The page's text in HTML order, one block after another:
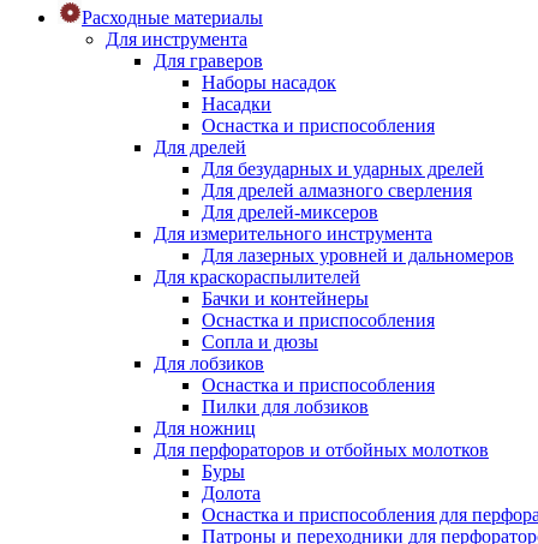
Расходные материалы
Для инструмента
Для граверов
Наборы насадок
Насадки
Оснастка и приспособления
Для дрелей
Для безударных и ударных дрелей
Для дрелей алмазного сверления
Для дрелей-миксеров
Для измерительного инструмента
Для лазерных уровней и дальномеров
Для краскораспылителей
Бачки и контейнеры
Оснастка и приспособления
Сопла и дюзы
Для лобзиков
Оснастка и приспособления
Пилки для лобзиков
Для ножниц
Для перфораторов и отбойных молотков
Буры
Долота
Оснастка и приспособления для
Патроны и переходники для